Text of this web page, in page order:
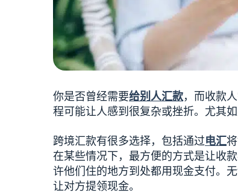
你是否曾经需要给别人汇款，而收款
程可能让人感到很复杂或挫折。尤其
跨境汇款有很多选择，包括通过电汇
在某些情况下，最方便的方式是让收
许他们住的地方到处都用现金支付。
让对方提领现金。